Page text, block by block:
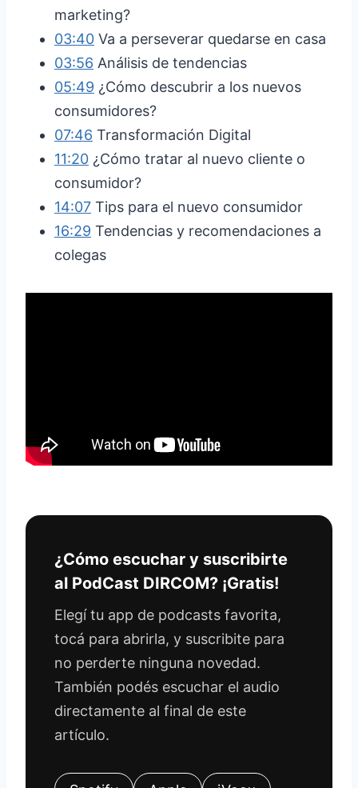
marketing?
03:40 Va a perseverar quedarse en casa
03:56 Análisis de tendencias
05:49 ¿Cómo descubrir a los nuevos
consumidores?
07:46 Transformación Digital
11:20 ¿Cómo tratar al nuevo cliente o
consumidor?
14:07 Tips para el nuevo consumidor
16:29 Tendencias y recomendaciones a
colegas
¿Cómo escuchar y suscribirte
al PodCast DIRCOM? ¡Gratis!
Elegí tu app de podcasts favorita,
tocá para abrirla, y suscribite para
no perderte ninguna novedad.
También podés escuchar el audio
directamente al final de este
artículo.